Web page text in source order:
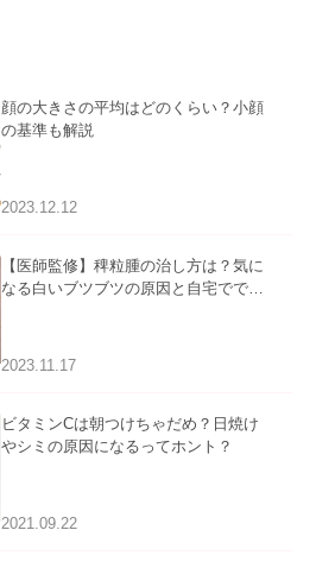
顔の大きさの平均はどのくらい？小顔
の基準も解説
2023.12.12
【医師監修】稗粒腫の治し方は？気に
なる白いブツブツの原因と自宅ででき
2023.11.17
ビタミンCは朝つけちゃだめ？日焼け
やシミの原因になるってホント？
2021.09.22